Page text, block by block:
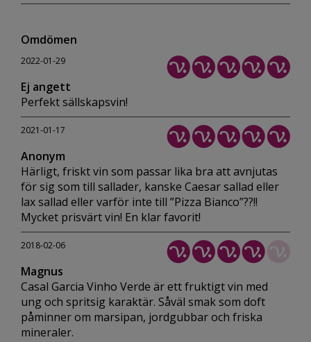
Omdömen
2022-01-29
Ej angett
Perfekt sällskapsvin!
2021-01-17
Anonym
Härligt, friskt vin som passar lika bra att avnjutas
för sig som till sallader, kanske Caesar sallad eller
lax sallad eller varför inte till ”Pizza Bianco”??!!
Mycket prisvärt vin! En klar favorit!
2018-02-06
Magnus
Casal Garcia Vinho Verde är ett fruktigt vin med
ung och spritsig karaktär. Såväl smak som doft
påminner om marsipan, jordgubbar och friska
mineraler.